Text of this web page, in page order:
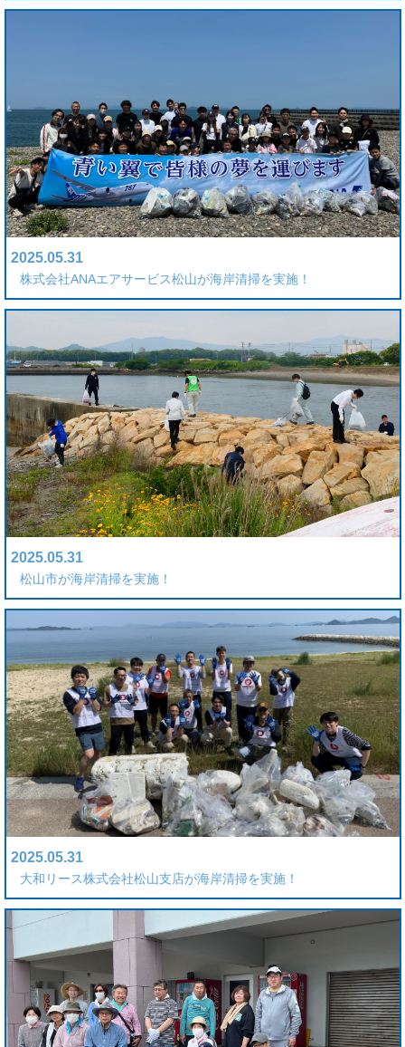
2025.05.31
株式会社ANAエアサービス松山が海岸清掃を実施！
2025.05.31
松山市が海岸清掃を実施！
2025.05.31
大和リース株式会社松山支店が海岸清掃を実施！